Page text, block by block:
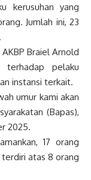
kerusuhan yang
Jumlah ini, 23
Braiel Arnold
terhadap pelaku
instansi terkait.
umur kami akan
(Bapas),
2025.
17 orang
atas 8 orang